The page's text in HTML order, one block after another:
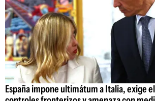
España impone ultimátum a Italia, exige